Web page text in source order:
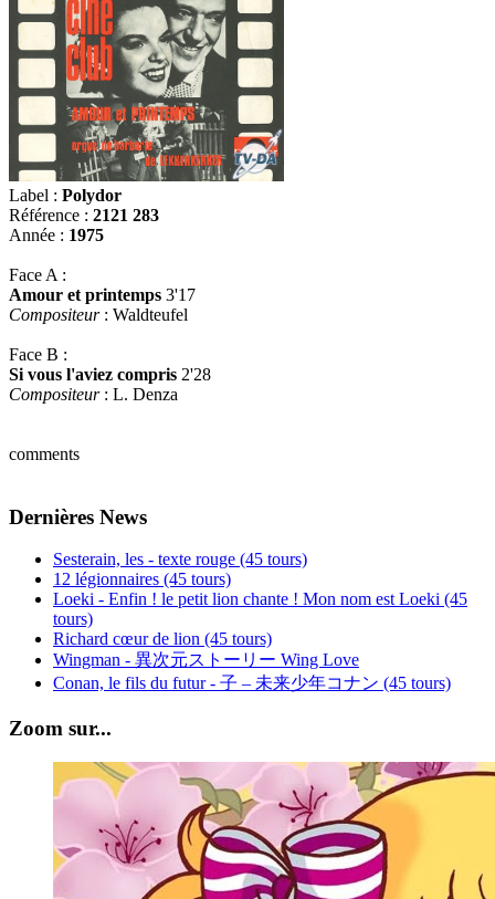
Label : Polydor
Référence : 2121 283
Année : 1975
Face A :
Amour et printemps 3'17
Compositeur: Waldteufel
Face B :
Si vous l'aviez compris 2'28
Compositeur: L. Denza
comments
Dernières News
Sesterain, les - texte rouge (45 tours)
12 légionnaires (45 tours)
Loeki - Enfin ! le petit lion chante ! Mon nom est Loeki (45
tours)
Richard cœur de lion (45 tours)
Wingman - 異次元ストーリー Wing Love
Conan, le fils du futur - 子 – 未来少年コナン (45 tours)
Zoom sur...